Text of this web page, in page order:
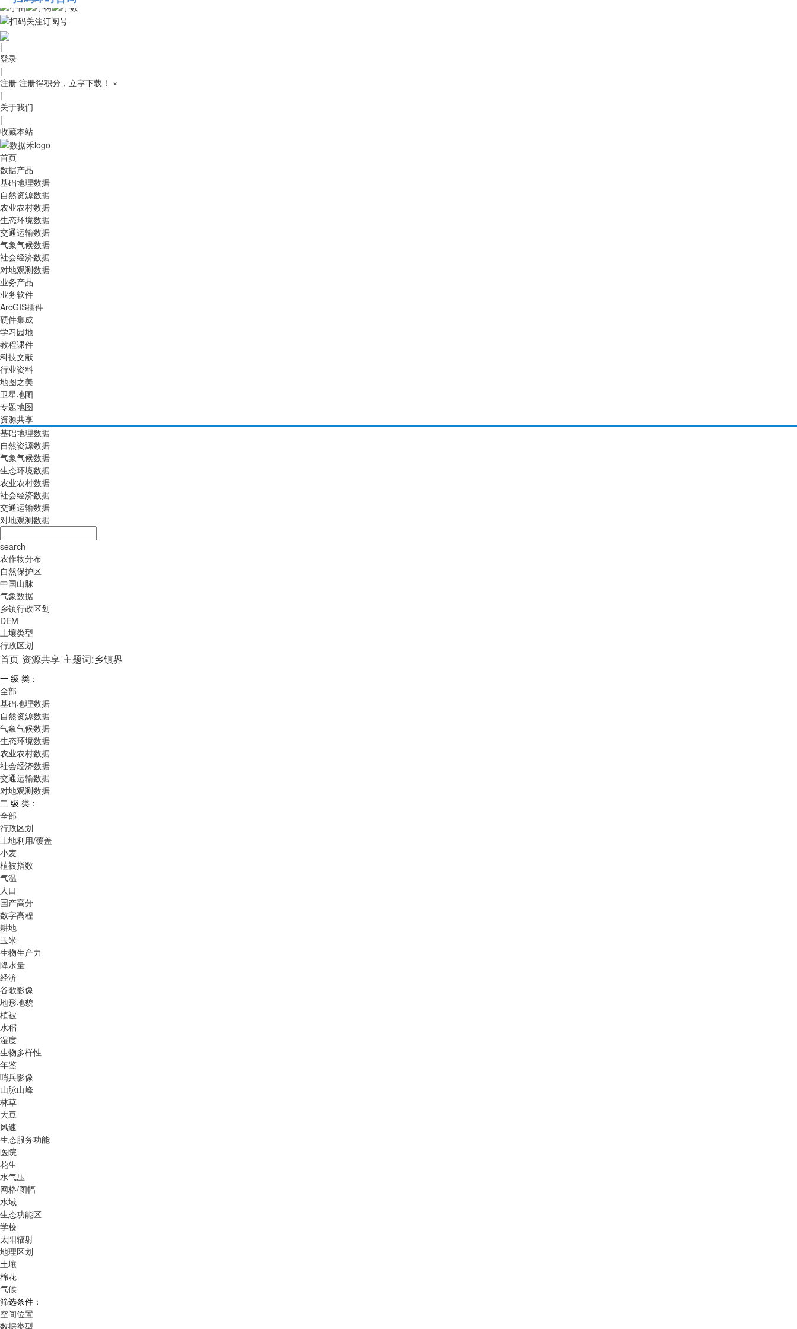
010-53689091
|
登录
|
注册 注册得积分，立享下载！ ×
|
关于我们
|
收藏本站
首页
数据产品
基础地理数据
自然资源数据
农业农村数据
生态环境数据
交通运输数据
气象气候数据
社会经济数据
对地观测数据
业务产品
业务软件
ArcGIS插件
硬件集成
学习园地
教程课件
科技文献
行业资料
地图之美
卫星地图
专题地图
资源共享
基础地理数据
自然资源数据
气象气候数据
生态环境数据
农业农村数据
社会经济数据
交通运输数据
对地观测数据
search
农作物分布
自然保护区
中国山脉
气象数据
乡镇行政区划
DEM
土壤类型
行政区划
首页 资源共享 主题词:乡镇界
一 级 类：
全部
基础地理数据
自然资源数据
气象气候数据
生态环境数据
农业农村数据
社会经济数据
交通运输数据
对地观测数据
二 级 类：
全部
行政区划
土地利用/覆盖
小麦
植被指数
气温
人口
国产高分
数字高程
耕地
玉米
生物生产力
降水量
经济
谷歌影像
地形地貌
植被
水稻
湿度
生物多样性
年鉴
哨兵影像
山脉山峰
林草
大豆
风速
生态服务功能
医院
花生
水气压
网格/图幅
水域
生态功能区
学校
太阳辐射
地理区划
土壤
棉花
气候
筛选条件：
空间位置
数据类型